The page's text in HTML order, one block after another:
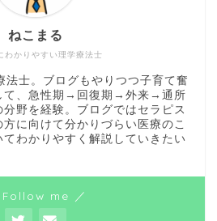
わかりやすい理学療法士
ねこまる
法士。ブログもやりつつ子育て奮
て、急性期→回復期→外来→通所
野を経験。ブログではセラピス
方に向けて分かりづらい医療のこ
てわかりやすく解説していきたい
Follow me ／